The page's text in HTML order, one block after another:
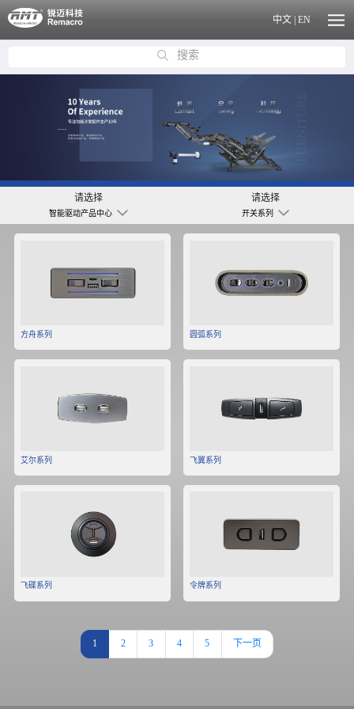
中文 | EN
搜索
请选择 请选择
智能驱动产品中心 开关系列
方舟系列 圆弧系列
艾尔系列 飞翼系列
飞碟系列 令牌系列
1 2 3 4 5 下一页